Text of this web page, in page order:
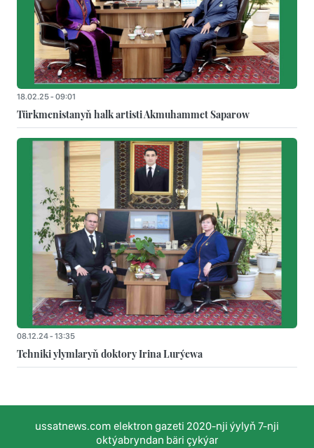
18.02.25 - 09:01
Türkmenistanyň halk artisti Akmuhammet Saparow
08.12.24 - 13:35
Tehniki ylymlaryň doktory Irina Lurýewa
ussatnews.com elektron gazeti 2020-nji ýylyň 7-nji
oktýabryndan bäri çykýar